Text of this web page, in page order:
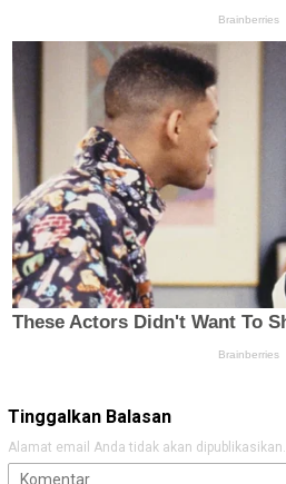
Tinggalkan Balasan
Alamat email Anda tidak akan dipublikasikan.